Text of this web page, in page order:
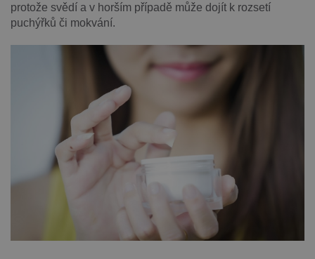
protože svědí a v horším případě může dojít k rozsetí
puchýřků či mokvání.